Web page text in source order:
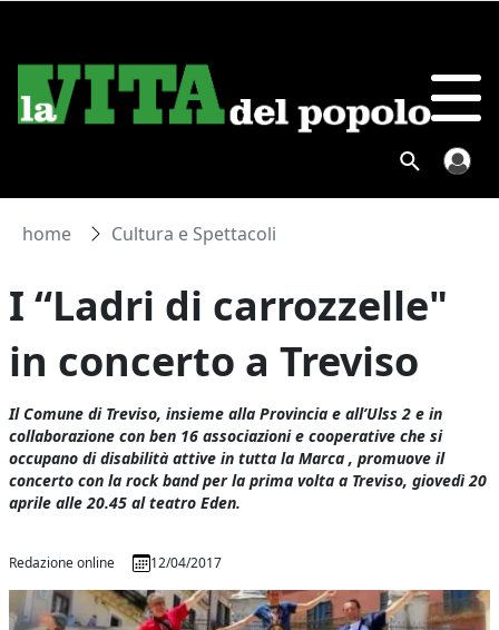
home Cultura e Spettacoli
I “Ladri di carrozzelle"
in concerto a Treviso
Il Comune di Treviso, insieme alla Provincia e all’Ulss 2 e in
collaborazione con ben 16 associazioni e cooperative che si
occupano di disabilità attive in tutta la Marca , promuove il
concerto con la rock band per la prima volta a Treviso, giovedì 20
aprile alle 20.45 al teatro Eden.
Redazione online 12/04/2017